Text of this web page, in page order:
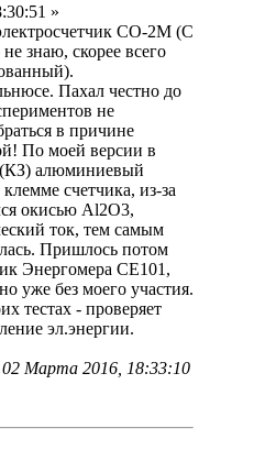
»
СО-2М (С
знаю, скорее всего
Пахал честно до
не
в причине
По моей версии в
(КЗ) алюминиевый
счетчика, из-за
окисью Аl2O3,
ток, тем самым
Пришлось потом
Энергомера СЕ101,
уже без моего участия.
тестах - проверяет
эл.энергии.
02 Марта 2016, 18:33:10